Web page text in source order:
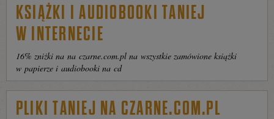
KSIĄŻKI I AUDIOBOOKI TANIEJ
W INTERNECIE
16% zniżki na na czarne.com.pl na wszystkie zamówione książki
w papierze i audiobooki na cd
PLIKI TANIEJ NA CZARNE.COM.PL